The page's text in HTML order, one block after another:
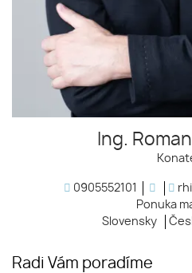
Ing.
0905552101
Ponuka
Slovensky
Radi Vám poradíme